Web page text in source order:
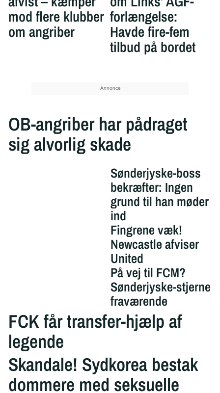
mod flere klubber
om angriber
forlængelse:
Havde fire-fem
tilbud på bordet
OB-angriber har pådraget
sig alvorlig skade
Sønderjyske-boss
bekræfter: Ingen
grund til han møder
ind
Fingrene væk!
Newcastle afviser
United
På vej til FCM?
Sønderjyske-stjerne
fraværende
FCK får transfer-hjælp af
legende
Skandale! Sydkorea bestak
dommere med seksuelle